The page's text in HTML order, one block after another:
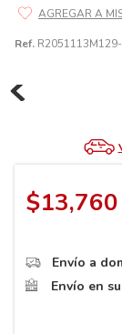
Ref.
$13,760
Envío a
Envío en